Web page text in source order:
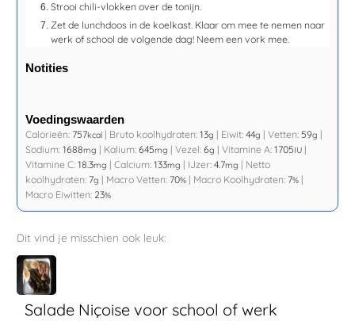
Strooi chili-vlokken over de tonijn.
Zet de lunchdoos in de koelkast. Klaar om mee te nemen naar
werk of school de volgende dag! Neem een vork mee.
Notities
Voedingswaarden
Calorieën: 757kcal | Bruto koolhydraten:13g | Eiwit:44g |Vetten: 59g |
Sodium:1688mg | Kalium:645mg |Vezel:6g |Vitamine A:1705IU |
Vitamine C:18.3mg |Calcium:133mg | IJzer:4.7mg | Netto
koolhydraten: 7g | Macro Vetten: 70% | Macro Koolhydraten: 7% |
Macro Eiwitten: 23%
Dit vind je misschien ook leuk:
Salade Niçoise voor school of werk